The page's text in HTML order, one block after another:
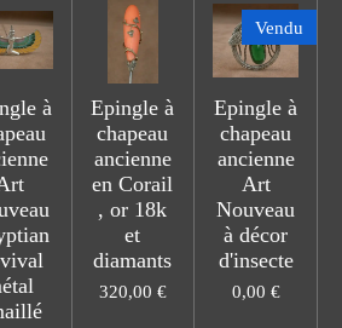
à
Epingle à
chapeau
ancienne
en Corail
, or 18k
et
diamants
320,00 €
Vendu
Epingle à
chapeau
ancienne
Art
Nouveau
à décor
d'insecte
0,00 €